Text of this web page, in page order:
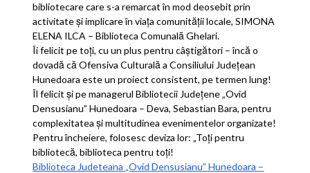
bibliotecare care s-a remarcat în mod deosebit prin
activitate și implicare în viața comunității locale, SIMONA
ELENA ILCA – Biblioteca Comunală Ghelari.
Îi felicit pe toți, cu un plus pentru câștigători – încă o
dovadă că Ofensiva Culturală a Consiliului Județean
Hunedoara este un proiect consistent, pe termen lung!
Îl felicit și pe managerul Bibliotecii Județene „Ovid
Densusianu” Hunedoara – Deva, Sebastian Bara, pentru
complexitatea și multitudinea evenimentelor organizate!
Pentru încheiere, folosesc deviza lor: „Toți pentru
bibliotecă, biblioteca pentru toți!
Biblioteca Judeteana „Ovid Densusianu” Hunedoara –